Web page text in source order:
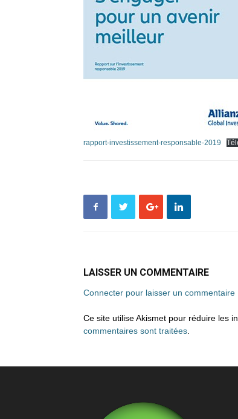
rapport-investissement-responsable-2019
LAISSER UN COMMENTAIRE
Connecter pour laisser un commentaire
Ce site utilise Akismet pour réduire les
commentaires sont traitées